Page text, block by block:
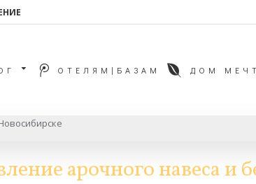
ОТЕЛЯМ|БАЗАМ ДОМ
арочного навеса и